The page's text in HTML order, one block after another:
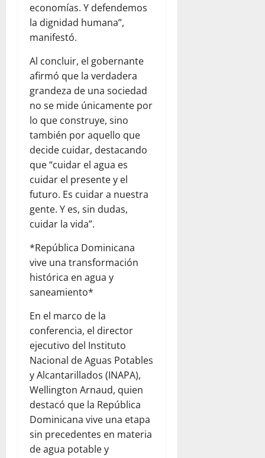
economías. Y defendemos
la dignidad humana”,
manifestó.
Al concluir, el gobernante
afirmó que la verdadera
grandeza de una sociedad
no se mide únicamente por
lo que construye, sino
también por aquello que
decide cuidar, destacando
que “cuidar el agua es
cuidar el presente y el
futuro. Es cuidar a nuestra
gente. Y es, sin dudas,
cuidar la vida”.
*República Dominicana
vive una transformación
histórica en agua y
saneamiento*
En el marco de la
conferencia, el director
ejecutivo del Instituto
Nacional de Aguas Potables
y Alcantarillados (INAPA),
Wellington Arnaud, quien
destacó que la República
Dominicana vive una etapa
sin precedentes en materia
de agua potable y